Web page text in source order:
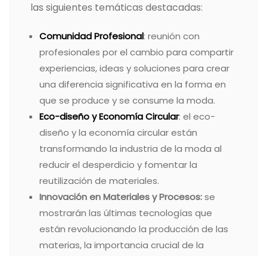
las siguientes temáticas destacadas:
Comunidad Profesional: reunión con
profesionales por el cambio para compartir
experiencias, ideas y soluciones para crear
una diferencia significativa en la forma en
que se produce y se consume la moda.
Eco-diseño y Economía Circular: el eco-
diseño y la economía circular están
transformando la industria de la moda al
reducir el desperdicio y fomentar la
reutilización de materiales.
Innovación en Materiales y Procesos:se
mostrarán las últimas tecnologías que
están revolucionando la producción de las
materias, la importancia crucial de la